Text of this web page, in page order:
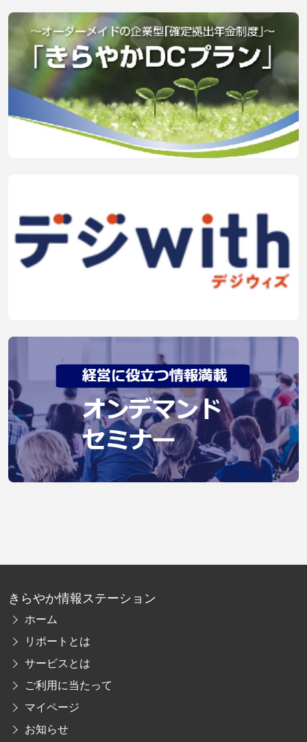
きらやか情報ステーション
ホーム
リポートとは
サービスとは
ご利用に当たって
マイページ
お知らせ